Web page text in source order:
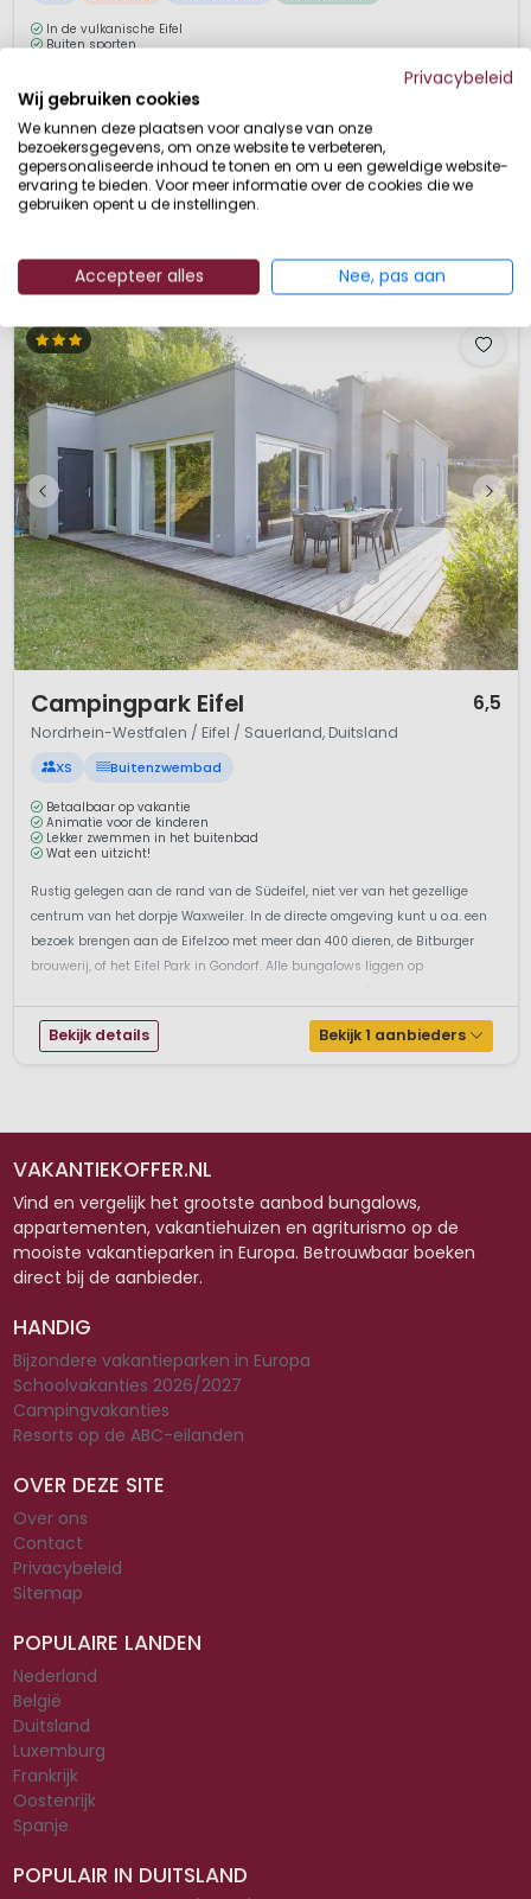
In de vulkanische Eifel
Buiten sporten
Center Parcs Park Eifel ligt midden een uniek vulkanisch natuurgebied. In
de zomer kun je hier komen watersporten, in de winter trek je erop uit met
de ski's. Puur vakantieplezier in een schitterend decor. En wie liever een
dagje in het park blijft, kan zich uitleven in talloze sporten en attracties.Een
Duits park waar je met het hele gezin een gew...
Bekijk details Bekijk 2 aanbieders
Campingpark Eifel 6,5
Nordrhein-Westfalen / Eifel / Sauerland, Duitsland
XS Buitenzwembad
Betaalbaar op vakantie
Animatie voor de kinderen
Lekker zwemmen in het buitenbad
Wat een uitzicht!
Rustig gelegen aan de rand van de Südeifel, niet ver van het gezellige
centrum van het dorpje Waxweiler. In de directe omgeving kunt u o.a. een
bezoek brengen aan de Eifelzoo met meer dan 400 dieren, de Bitburger
brouwerij, of het Eifel Park in Gondorf. Alle bungalows liggen op
Bekijk details Bekijk 1 aanbieders
VAKANTIEKOFFER.NL
Vind en vergelijk het grootste aanbod bungalows,
appartementen, vakantiehuizen en agriturismo op de
mooiste vakantieparken in Europa. Betrouwbaar boeken
direct bij de aanbieder.
HANDIG
Bijzondere vakantieparken in Europa
Schoolvakanties 2026/2027
Campingvakanties
Resorts op de ABC-eilanden
OVER DEZE SITE
Over ons
Contact
Privacybeleid
Sitemap
POPULAIRE LANDEN
Nederland
België
Duitsland
Luxemburg
Frankrijk
Oostenrijk
Spanje
POPULAIR IN DUITSLAND
Privacybeleid
Wij gebruiken cookies
We kunnen deze plaatsen voor analyse van onze
bezoekersgegevens, om onze website te verbeteren,
gepersonaliseerde inhoud te tonen en om u een geweldige website-
ervaring te bieden. Voor meer informatie over de cookies die we
gebruiken opent u de instellingen.
Accepteer alles Nee, pas aan